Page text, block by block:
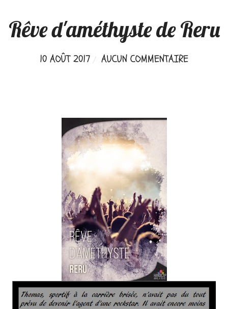
Rêve d'améthyste de Reru
10 AOÛT 2017 AUCUN COMMENTAIRE